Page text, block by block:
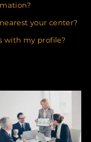
your center?
with my profile?